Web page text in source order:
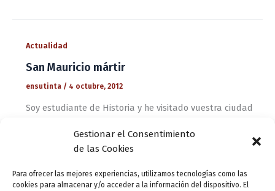
Gestionar el Consentimiento
de las Cookies
Para ofrecer las mejores experiencias, utilizamos tecnologías como las
cookies para almacenar y/o acceder a la información del dispositivo. El
Actualidad
San Mauricio mártir
ensutinta / 4 octubre, 2012
Soy estudiante de Historia y he visitado vuestra ciudad
Valladolid en la plaza de Fabio Nelli. La verdad es que,